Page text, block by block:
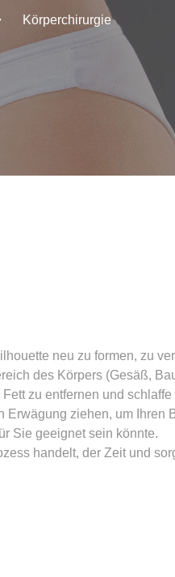
Körperchirurgie
neu zu formen, zu
des Körpers (Gesäß,
zu entfernen und
ziehen, um Ihren
Sie geeignet sein könnte.
handelt, der Zeit und